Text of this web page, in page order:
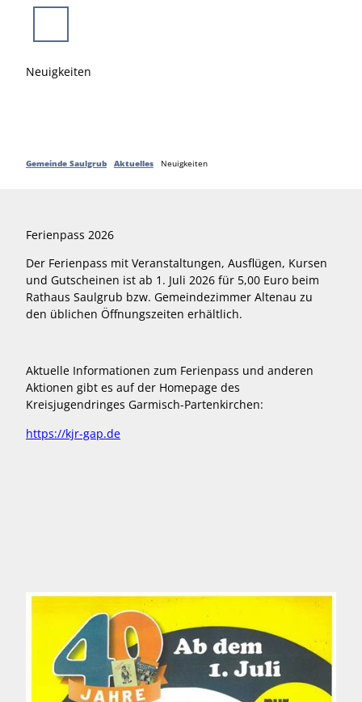
Neuigkeiten
Gemeinde Saulgrub Aktuelles Neuigkeiten
Ferienpass 2026
Der Ferienpass mit Veranstaltungen, Ausflügen, Kursen
und Gutscheinen ist ab 1. Juli 2026 für 5,00 Euro beim
Rathaus Saulgrub bzw. Gemeindezimmer Altenau zu
den üblichen Öffnungszeiten erhältlich.
Aktuelle Informationen zum Ferienpass und anderen
Aktionen gibt es auf der Homepage des
Kreisjugendringes Garmisch-Partenkirchen:
https://kjr-gap.de